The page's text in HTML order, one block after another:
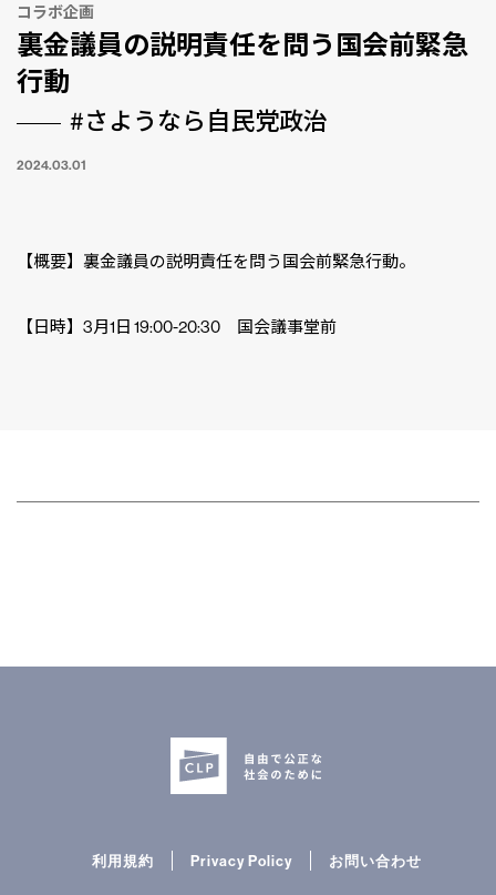
コラボ企画
裏金議員の説明責任を問う国会前緊急
行動
#さようなら自民党政治
2024.03.01
【概要】裏金議員の説明責任を問う国会前緊急行動。
【日時】3月1日 19:00-20:30 国会議事堂前
利用規約 Privacy Policy お問い合わせ